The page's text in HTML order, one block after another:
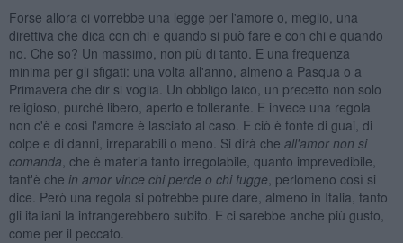
Forse allora ci vorrebbe una legge per l'amore o, meglio, una
direttiva che dica con chi e quando si può fare e con chi e quando
no. Che so? Un massimo, non più di tanto. E una frequenza
minima per gli sfigati: una volta all'anno, almeno a Pasqua o a
Primavera che dir si voglia. Un obbligo laico, un precetto non solo
religioso, purché libero, aperto e tollerante. E invece una regola
non c'è e così l'amore è lasciato al caso. E ciò è fonte di guai, di
colpe e di danni, irreparabili o meno. Si dirà che all'amor non si
comanda , che è materia tanto irregolabile, quanto imprevedibile,
tant'è che in amor vince chi perde o chi fugge , perlomeno così si
dice. Però una regola si potrebbe pure dare, almeno in Italia, tanto
gli italiani la infrangerebbero subito. E ci sarebbe anche più gusto,
come per il peccato.